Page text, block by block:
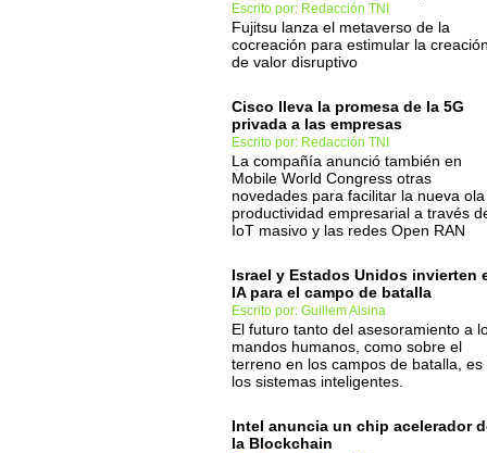
Escrito por: Redacción TNI
Fujitsu lanza el metaverso de la
cocreación para estimular la
de valor disruptivo
Cisco lleva la promesa de la 5G
privada a las empresas
Escrito por: Redacción TNI
La compañía anunció también en
Mobile World Congress otras
novedades para facilitar la nueva
productividad empresarial a través
IoT masivo y las redes Open RAN
Israel y Estados Unidos invierten
IA para el campo de batalla
Escrito por: Guillem Alsina
El futuro tanto del asesoramiento a
mandos humanos, como sobre el
terreno en los campos de batalla, es
los sistemas inteligentes.
Intel anuncia un chip acelerador
la Blockchain